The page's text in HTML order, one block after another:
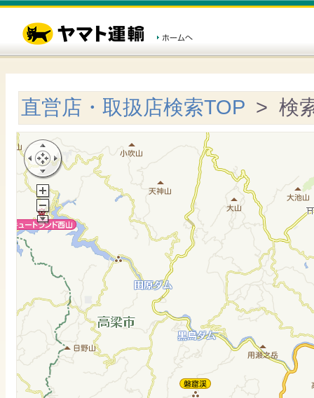
直営店・取扱店検索TOP > 検